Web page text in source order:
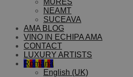
NEAMT
SUCEAVA
AMA BLOG
VINO IN ECHIPA AMA
CONTACT
LUXURY ARTISTS
Română
English (UK)